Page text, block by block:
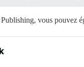
vous pouvez